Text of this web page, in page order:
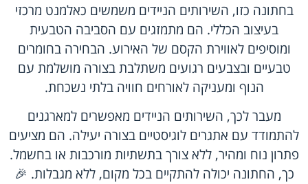
בחתונה כזו, השירותים הניידים משמשים כאלמנט מרכזי
בעיצוב הכללי. הם מתמזגים עם הסביבה הטבעית
ומוסיפים לאווירת הקסם של האירוע. הבחירה בחומרים
טבעיים ובצבעים רגועים משתלבת בצורה מושלמת עם
הנוף ומעניקה לאורחים חוויה בלתי נשכחת.
מעבר לכך, השירותים הניידים מאפשרים למארגנים
להתמודד עם אתגרים לוגיסטיים בצורה יעילה. הם מציעים
פתרון נוח ומהיר, ללא צורך בתשתיות מורכבות או בחשמל.
כך, החתונה יכולה להתקיים בכל מקום, ללא מגבלות. 🎉